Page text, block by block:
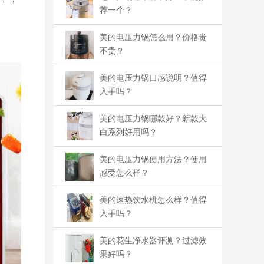
荐一个？
美的电压力锅怎么用？价格贵
不贵？
美的电压力锅口感说明？值得
入手吗？
美的电压力锅哪款好？新款大
白系列好用吗？
美的电压力锅使用方法？使用
感受怎么样？
美的速热饮水机怎么样？值得
入手吗？
美的花生净水器评测？过滤效
果好吗？